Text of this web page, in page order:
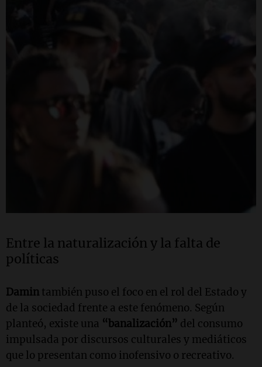
Entre la naturalización y la falta de
políticas
Damin también puso el foco en el rol del Estado y
de la sociedad frente a este fenómeno. Según
planteó, existe una “banalización” del consumo
impulsada por discursos culturales y mediáticos
que lo presentan como inofensivo o recreativo.